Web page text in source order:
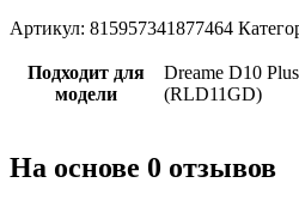
Артикул: 815957341877464
Подходит для
модели
Drеаmе D10
(RLD11GD)
На основе 0 отзывов